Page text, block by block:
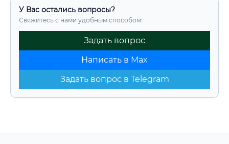
У Вас остались вопросы?
Свяжитесь с нами удобным способом:
Задать вопрос
Написать в Max
Задать вопрос в Telegram